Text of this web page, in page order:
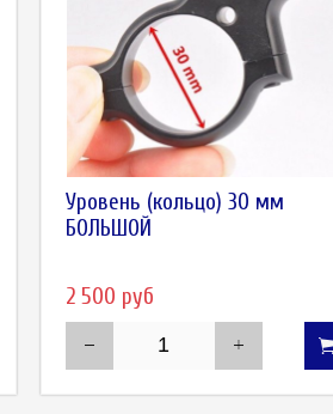
Уровень (кольцо) 30 мм
БОЛЬШОЙ
2 500 руб